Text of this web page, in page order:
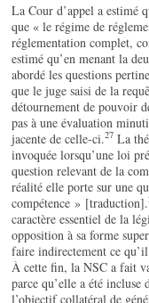
La Cour d’appel a estimé
que « le régime de
réglementation complet,
estimé qu’en menant la
abordé les questions
que le juge saisi de la
détournement de pouvoir
pas à une évaluation
jacente de celle-ci.27 La
invoquée lorsqu’une loi
question relevant de la
réalité elle porte sur une
compétence » [traduction].
caractère essentiel de la
opposition à sa forme
faire indirectement ce
À cette fin, la NSC a fait
parce qu’elle a été
l’objectif collatéral de